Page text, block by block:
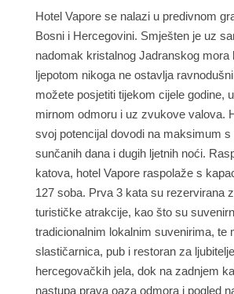
Hotel Vapore se nalazi u predivnom
Bosni i Hercegovini. Smješten je uz
nadomak kristalnog Jadranskog mora
ljepotom nikoga ne ostavlja
možete posjetiti tijekom cijele godine,
mirnom odmoru i uz zvukove valova.
svoj potencijal dovodi na maksimum s
sunčanih dana i dugih ljetnih noći.
katova, hotel Vapore raspolaže s
127 soba. Prva 3 kata su rezervirana
turističke atrakcije, kao što su
tradicionalnim lokalnim suvenirima, te
slastičarnica, pub i restoran za
hercegovačkih jela, dok na zadnjem
nastupa prava oaza odmora i pogled